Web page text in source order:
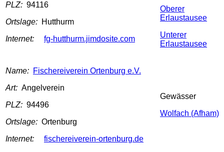
PLZ: 94116
Ortslage: Hutthurm
Internet:
fg-hutthurm.jimdosite.com
Oberer
Erlaustausee
Unterer
Erlaustausee
Name: Fischereiverein Ortenburg e.V.
Art: Angelverein
PLZ: 94496
Ortslage: Ortenburg
Internet:
fischereiverein-ortenburg.de
Gewässer
Wolfach (Afham)